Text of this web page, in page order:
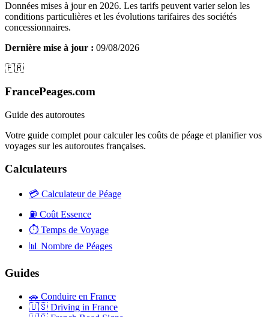
Données mises à jour en 2026. Les tarifs peuvent varier selon les
conditions particulières et les évolutions tarifaires des sociétés
concessionnaires.
Dernière mise à jour : 09/08/2026
🇫🇷
FrancePeages.com
Guide des autoroutes
Votre guide complet pour calculer les coûts de péage et planifier vos
voyages sur les autoroutes françaises.
Calculateurs
💳 Calculateur de Péage
⛽ Coût Essence
⏱️ Temps de Voyage
📊 Nombre de Péages
Guides
🚗 Conduire en France
🇺🇸 Driving in France